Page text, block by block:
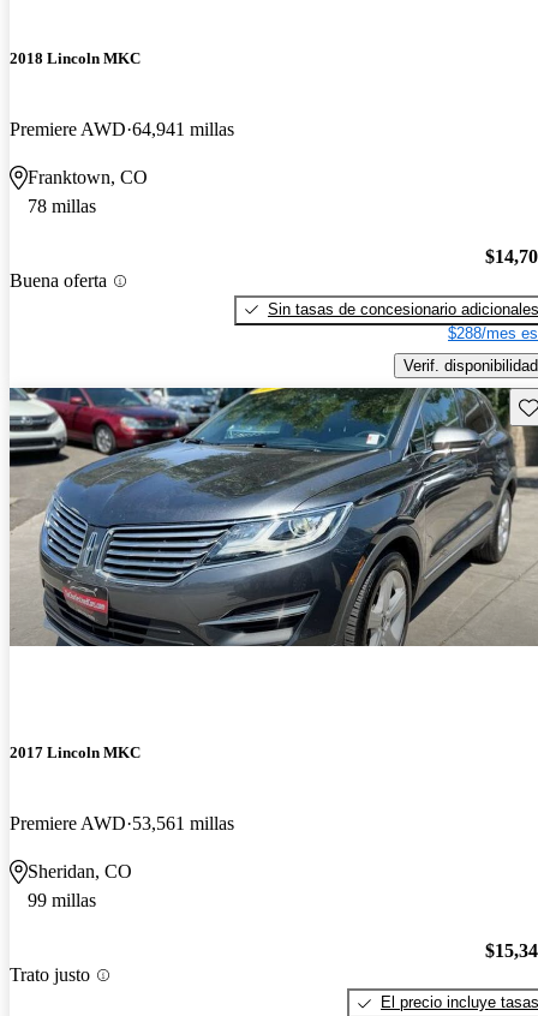
2018 Lincoln MKC
Premiere AWD 64,941 millas
Franktown, CO
78 millas
Buena oferta
Sin tasas de concesionario adicionales
$288/mes
Verif. disponibilidad
2017 Lincoln MKC
Premiere AWD 53,561 millas
Sheridan, CO
99 millas
Trato justo
El precio incluye tasas